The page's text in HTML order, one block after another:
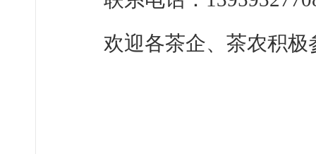
欢迎各茶企、茶农积